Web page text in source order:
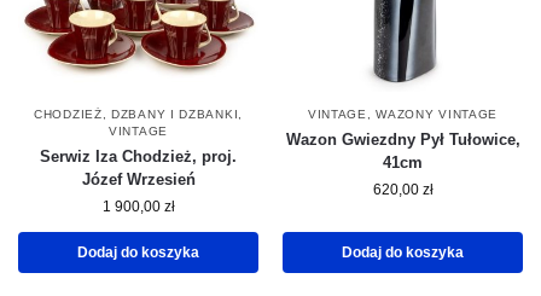
CHODZIEŻ ,DZBANY I DZBANKI
VINTAGE
Serwiz Iza Chodzież, proj.
Józef Wrzesień
1 900,00 zł
Dodaj do koszyka
VINTAGE ,WAZONY VINTAGE
Wazon Gwiezdny Pył Tułowice,
41cm
620,00 zł
Dodaj do koszyka